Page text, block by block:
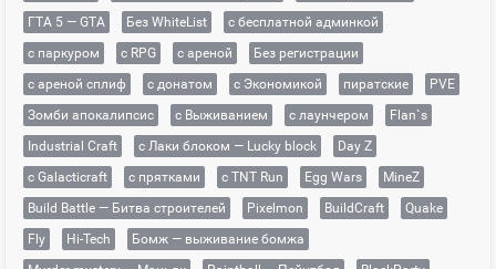
ГТА 5 — GTA
Без WhiteList
с бесплатной админкой
с паркуром
с RPG с ареной
Без регистрации
с ареной сплиф
с донатом с Экономикой пиратские
PVE
Зомби апокалипсис
с Выживанием с лаунчером
Flan`s
Industrial Craft
с Лаки блоком — Lucky block
Day Z
с Galacticraft
с прятками с TNT Run Egg Wars
MineZ
Build Battle — Битва строителей
Pixelmon BuildCraft
Quake
Fly
Hi-Tech
Бомж — выживание бомжа